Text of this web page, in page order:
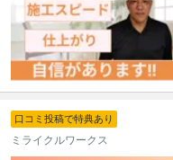
口コミ投稿で特典あり
ミライクルワークス